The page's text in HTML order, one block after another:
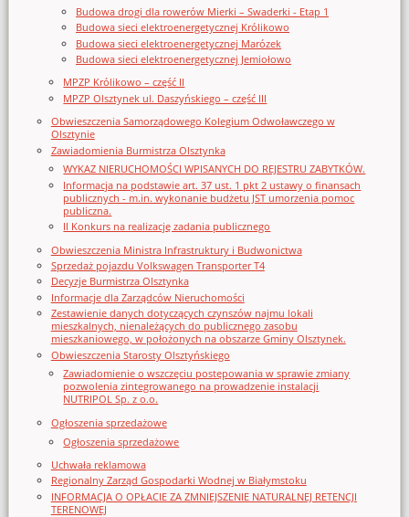
Budowa drogi dla rowerów Mierki – Swaderki - Etap 1
Budowa sieci elektroenergetycznej Królikowo
Budowa sieci elektroenergetycznej Marózek
Budowa sieci elektroenergetycznej Jemiołowo
MPZP Królikowo – część II
MPZP Olsztynek ul. Daszyńskiego – część III
Obwieszczenia Samorządowego Kolegium Odwoławczego w
Olsztynie
Zawiadomienia Burmistrza Olsztynka
WYKAZ NIERUCHOMOŚCI WPISANYCH DO REJESTRU ZABYTKÓW.
Informacja na podstawie art. 37 ust. 1 pkt 2 ustawy o finansach
publicznych - m.in. wykonanie budżetu JST umorzenia pomoc
publiczna.
II Konkurs na realizację zadania publicznego
Obwieszczenia Ministra Infrastruktury i Budwonictwa
Sprzedaż pojazdu Volkswagen Transporter T4
Decyzje Burmistrza Olsztynka
Informacje dla Zarządców Nieruchomości
Zestawienie danych dotyczących czynszów najmu lokali
mieszkalnych, nienależących do publicznego zasobu
mieszkaniowego, w położonych na obszarze Gminy Olsztynek.
Obwieszczenia Starosty Olsztyńskiego
Zawiadomienie o wszczęciu postępowania w sprawie zmiany
pozwolenia zintegrowanego na prowadzenie instalacji
NUTRIPOL Sp. z o.o.
Ogłoszenia sprzedażowe
Ogłoszenia sprzedażowe
Uchwała reklamowa
Regionalny Zarząd Gospodarki Wodnej w Białymstoku
INFORMACJA O OPŁACIE ZA ZMNIEJSZENIE NATURALNEJ RETENCJI
TERENOWEJ